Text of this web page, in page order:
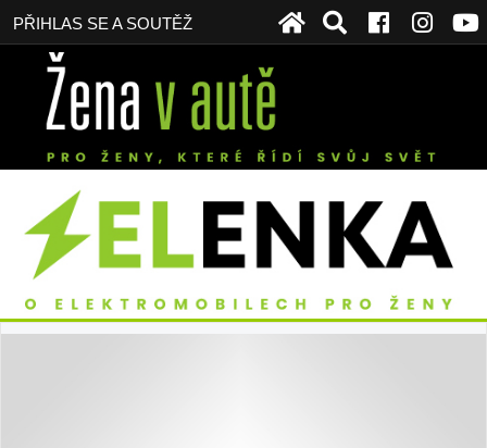
PŘIHLAS SE A SOUTĚŽ